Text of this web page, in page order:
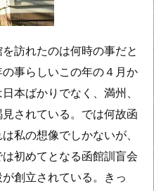
訪れたのは何時の事だと
事らしいこの年の４月か
本ばかりでなく、満州、
されている。では何故函
私の想像でしかないが、
初めてとなる函館訓盲会
創立されている。きっ